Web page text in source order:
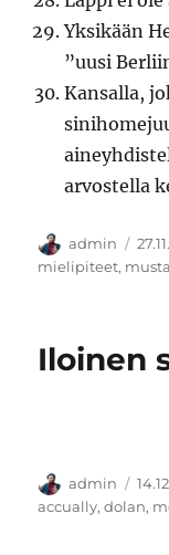
Yksikään
”uusi
Kansalla,
arvostella
Kirjoittaja
admin
mielipiteet,
Iloinen
Kirjoittaja
admin
accually,dolan,